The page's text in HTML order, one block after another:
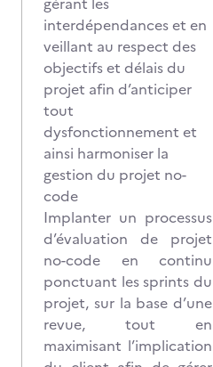
interdépendances et en
veillant au respect des
objectifs et délais du
projet afin d’anticiper
tout
dysfonctionnement et
ainsi harmoniser la
gestion du projet no-
code
Implanter un processus
d’évaluation de projet
no-code en continu
ponctuant les sprints du
projet, sur la base d’une
revue, tout en
maximisant l’implication